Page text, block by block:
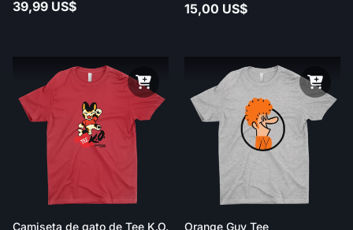
39,99 US$ 15,00 US$
Camiseta de gato de Tee K.O. Orange Guy Tee